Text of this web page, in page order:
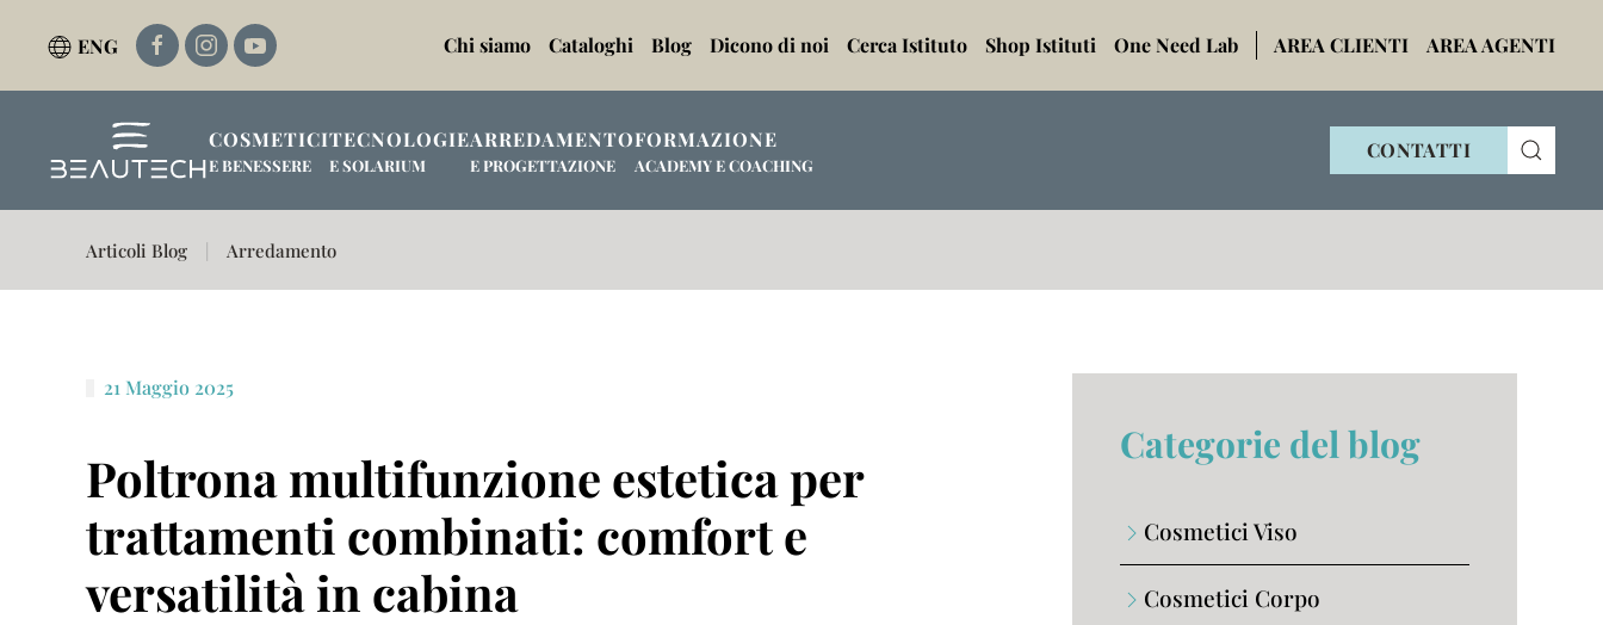
Passa al contenuto principale
ENG Chi siamo Cataloghi Blog Dicono di noi Cerca Istituto Shop Istituti One Need Lab AREA CLIENTI AREA AGENTI
COSMETICI
E BENESSERE
TECNOLOGIE
E SOLARIUM
ARREDAMENTO
E PROGETTAZIONE
FORMAZIONE
ACADEMY E COACHING
CONTATTI
Articoli Blog Arredamento
21 Maggio 2025
Poltrona multifunzione estetica per
trattamenti combinati: comfort e
versatilità in cabina
Categorie del blog
Cosmetici Viso
Cosmetici Corpo